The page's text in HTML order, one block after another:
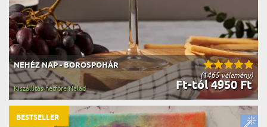
(1465 vélemény)
NEHÉZ NAP - BOROSPOHÁR
Ft-tól 4950 Ft
Kiszállítás hétfőre Nálad
BESTSELLER